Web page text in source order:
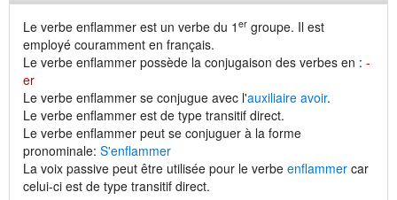
Le verbe enflammer est un verbe du 1 er groupe. Il est
employé couramment en français.
Le verbe enflammer possède la conjugaison des verbes en : -
er
Le verbe enflammer se conjugue avec l'auxiliaire avoir.
Le verbe enflammer est de type transitif direct.
Le verbe enflammer peut se conjuguer à la forme
pronominale: S'enflammer
La voix passive peut être utilisée pour le verbe enflammer car
celui-ci est de type transitif direct.